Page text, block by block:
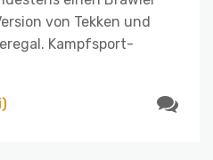
von Tekken und
Kampfsport-